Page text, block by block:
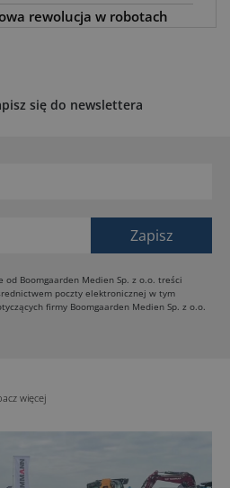
rewolucja w robotach
mobilna energia dla
pokazuje drukarkę 3D
więcej
się do newslettera
od Boomgaarden Medien Sp. z o.o. treści
firmy Boomgaarden Medien Sp. z o.o.